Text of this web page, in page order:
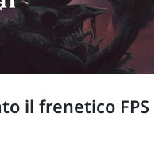
il frenetico FPS